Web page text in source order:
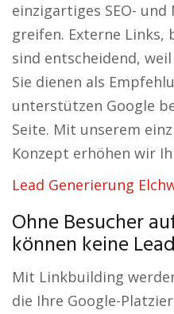
einzigartiges SEO-
greifen. Externe Links,
sind entscheidend,
Sie dienen als
unterstützen Google
Seite. Mit unserem
Konzept erhöhen wir
Lead Generierung
Ohne Besucher
können keine
Mit Linkbuilding
die Ihre Google-